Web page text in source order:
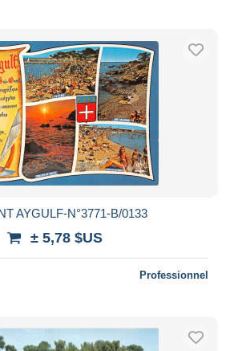
AYGULF-N°3771-B/0133
± 5,78 $US
Professionnel